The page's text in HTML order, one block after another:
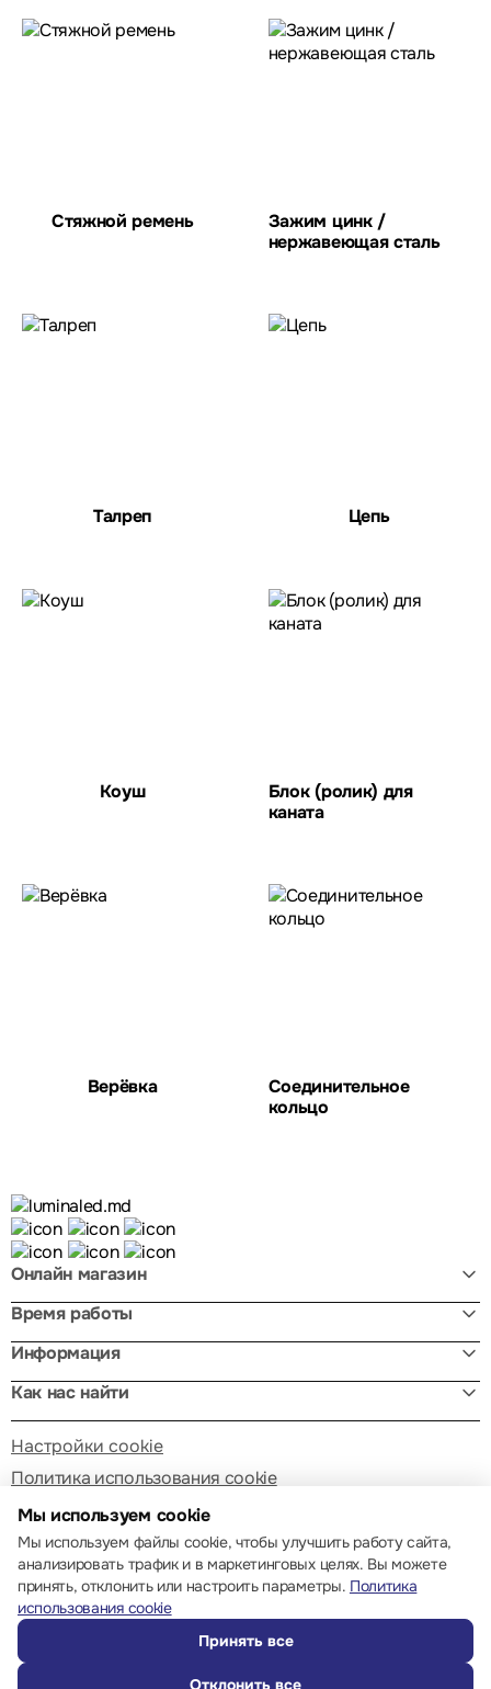
Стяжной ремень
Зажим цинк /
нержавеющая сталь
Талреп Цепь
Коуш
Блок (ролик) для
каната
Верёвка
Соединительное
кольцо
Онлайн магазин
Время работы
Информация
Как нас найти
Настройки cookie
Политика использования cookie
© 2013 – 2026 ECOM
Мы используем cookie
Мы используем файлы cookie, чтобы улучшить работу сайта,
анализировать трафик и в маркетинговых целях. Вы можете
принять, отклонить или настроить параметры. Политика
использования cookie
Принять все
Отклонить все